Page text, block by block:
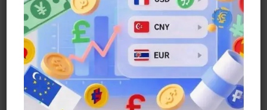
幽藍冷光，瞬間營造科幻驚悚氛圍
收藏級手辦，送禮/擺櫃神器
無論是異形迷私藏、潮玩陳列，還是暗黑
系家居裝飾，都能瞬間提升格調！
異形入侵倒計時，你的收藏櫃準備好了
嗎？